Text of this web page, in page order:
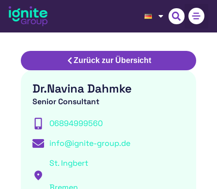
Zurück zur Übersicht
Dr.Navina Dahmke
Senior Consultant
06894999560
info@ignite-group.de
St. Ingbert